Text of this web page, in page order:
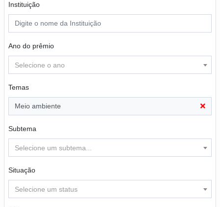
Instituição
Ano do prêmio
Selecione o ano
Temas
Meio ambiente
Subtema
Selecione um subtema...
Situação
Selecione um status